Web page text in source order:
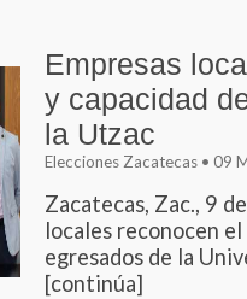
Empresas
y capacidad
la Utzac
Elecciones Zacatecas • 09
Zacatecas, Zac., 9
locales reconocen
egresados de la
[continúa]